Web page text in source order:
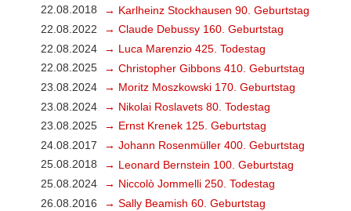
22.08.2018
→ Karlheinz Stockhausen 90. Geburtstag
22.08.2022
→ Claude Debussy 160. Geburtstag
22.08.2024
→ Luca Marenzio 425. Todestag
22.08.2025
→ Christopher Gibbons 410. Geburtstag
23.08.2024
→ Moritz Moszkowski 170. Geburtstag
23.08.2024
→ Nikolai Roslavets 80. Todestag
23.08.2025
→ Ernst Krenek 125. Geburtstag
24.08.2017
→ Johann Rosenmüller 400. Geburtstag
25.08.2018
→ Leonard Bernstein 100. Geburtstag
25.08.2024
→ Niccolò Jommelli 250. Todestag
26.08.2016
→ Sally Beamish 60. Geburtstag